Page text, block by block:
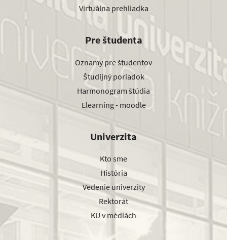
Virtuálna prehliadka
Pre študenta
Oznamy pre študentov
Študijný poriadok
Harmonogram štúdia
Elearning - moodle
Univerzita
Kto sme
História
Vedenie univerzity
Rektorát
KU v médiách